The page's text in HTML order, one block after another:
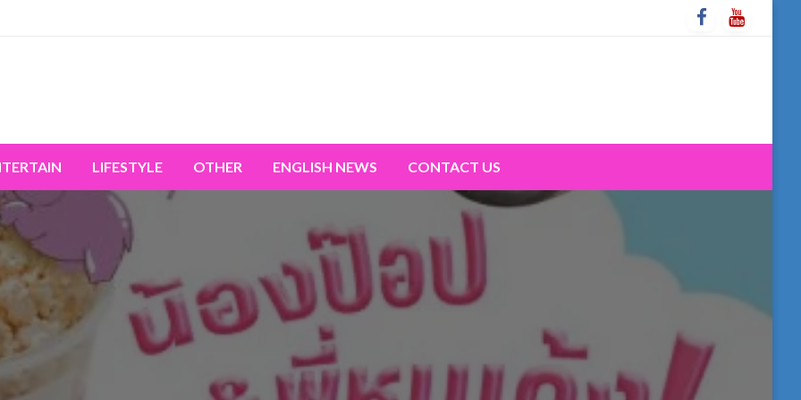
LIFESTYLE OTHER ENGLISH NEWS CONTACT US